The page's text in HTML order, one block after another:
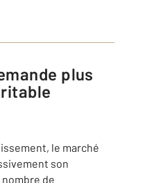
le marché
son
nombre de